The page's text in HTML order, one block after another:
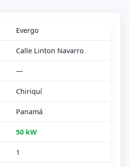
Evergo
Calle Linton Navarro
—
Chiriquí
Panamá
50 kW
1